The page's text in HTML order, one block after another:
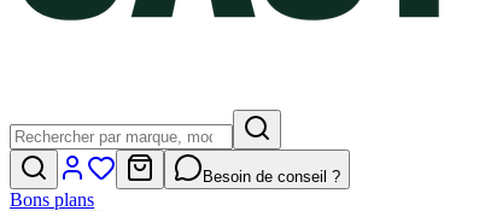
Besoin de conseil ?
Bons plans